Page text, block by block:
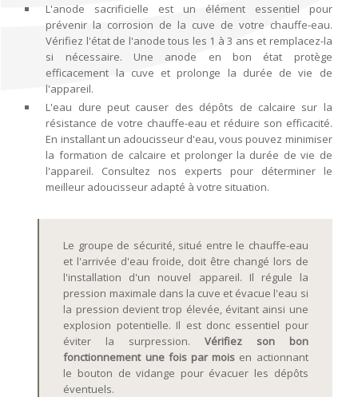
L'anode sacrificielle est un élément essentiel pour
prévenir la corrosion de la cuve de votre chauffe-eau.
Vérifiez l'état de l'anode tous les 1 à 3 ans et remplacez-la
si nécessaire. Une anode en bon état protège
efficacement la cuve et prolonge la durée de vie de
l'appareil.
L'eau dure peut causer des dépôts de calcaire sur la
résistance de votre chauffe-eau et réduire son efficacité.
En installant un adoucisseur d'eau, vous pouvez minimiser
la formation de calcaire et prolonger la durée de vie de
l'appareil. Consultez nos experts pour déterminer le
meilleur adoucisseur adapté à votre situation.
Le groupe de sécurité, situé entre le chauffe-eau
et l'arrivée d'eau froide, doit être changé lors de
l'installation d'un nouvel appareil. Il régule la
pression maximale dans la cuve et évacue l'eau si
la pression devient trop élevée, évitant ainsi une
explosion potentielle. Il est donc essentiel pour
éviter la surpression. Vérifiez son bon
fonctionnement une fois par mois en actionnant
le bouton de vidange pour évacuer les dépôts
éventuels.